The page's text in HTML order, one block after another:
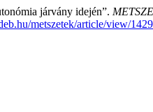
járvány idején”.
metszetek/article/view/